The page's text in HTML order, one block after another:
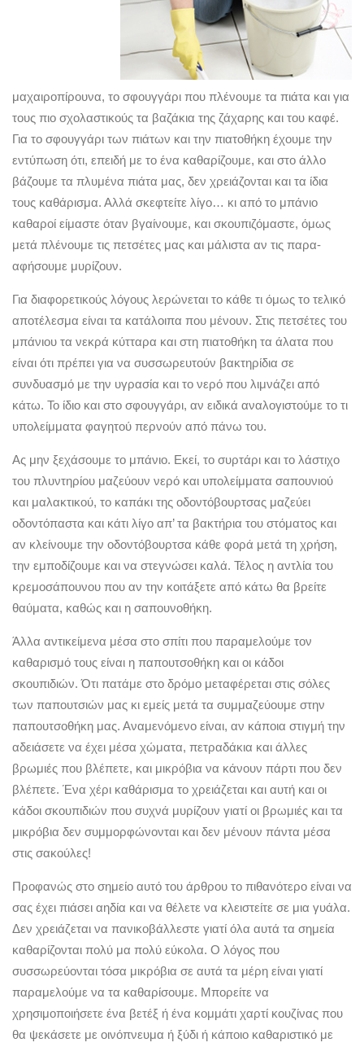
μαχαιροπίρουνα, το σφουγγάρι που πλένουμε τα πιάτα και για
τους πιο σχολαστικούς τα βαζάκια της ζάχαρης και του καφέ.
Για το σφουγγάρι των πιάτων και την πιατοθήκη έχουμε την
εντύπωση ότι, επειδή με το ένα καθαρίζουμε, και στο άλλο
βάζουμε τα πλυμένα πιάτα μας, δεν χρειάζονται και τα ίδια
τους καθάρισμα. Αλλά σκεφτείτε λίγο… κι από το μπάνιο
καθαροί είμαστε όταν βγαίνουμε, και σκουπιζόμαστε, όμως
μετά πλένουμε τις πετσέτες μας και μάλιστα αν τις παρα-
αφήσουμε μυρίζουν.
Για διαφορετικούς λόγους λερώνεται το κάθε τι όμως το τελικό
αποτέλεσμα είναι τα κατάλοιπα που μένουν. Στις πετσέτες του
μπάνιου τα νεκρά κύτταρα και στη πιατοθήκη τα άλατα που
είναι ότι πρέπει για να συσσωρευτούν βακτηρίδια σε
συνδυασμό με την υγρασία και το νερό που λιμνάζει από
κάτω. Το ίδιο και στο σφουγγάρι, αν ειδικά αναλογιστούμε το τι
υπολείμματα φαγητού περνούν από πάνω του.
Ας μην ξεχάσουμε το μπάνιο. Εκεί, το συρτάρι και το λάστιχο
του πλυντηρίου μαζεύουν νερό και υπολείμματα σαπουνιού
και μαλακτικού, το καπάκι της οδοντόβουρτσας μαζεύει
οδοντόπαστα και κάτι λίγο απ’ τα βακτήρια του στόματος και
αν κλείνουμε την οδοντόβουρτσα κάθε φορά μετά τη χρήση,
την εμποδίζουμε και να στεγνώσει καλά. Τέλος η αντλία του
κρεμοσάπουνου που αν την κοιτάξετε από κάτω θα βρείτε
θαύματα, καθώς και η σαπουνοθήκη.
Άλλα αντικείμενα μέσα στο σπίτι που παραμελούμε τον
καθαρισμό τους είναι η παπουτσοθήκη και οι κάδοι
σκουπιδιών. Ότι πατάμε στο δρόμο μεταφέρεται στις σόλες
των παπουτσιών μας κι εμείς μετά τα συμμαζεύουμε στην
παπουτσοθήκη μας. Αναμενόμενο είναι, αν κάποια στιγμή την
αδειάσετε να έχει μέσα χώματα, πετραδάκια και άλλες
βρωμιές που βλέπετε, και μικρόβια να κάνουν πάρτι που δεν
βλέπετε. Ένα χέρι καθάρισμα το χρειάζεται και αυτή και οι
κάδοι σκουπιδιών που συχνά μυρίζουν γιατί οι βρωμιές και τα
μικρόβια δεν συμμορφώνονται και δεν μένουν πάντα μέσα
στις σακούλες!
Προφανώς στο σημείο αυτό του άρθρου το πιθανότερο είναι να
σας έχει πιάσει αηδία και να θέλετε να κλειστείτε σε μια γυάλα.
Δεν χρειάζεται να πανικοβάλλεστε γιατί όλα αυτά τα σημεία
καθαρίζονται πολύ μα πολύ εύκολα. Ο λόγος που
συσσωρεύονται τόσα μικρόβια σε αυτά τα μέρη είναι γιατί
παραμελούμε να τα καθαρίσουμε. Μπορείτε να
χρησιμοποιήσετε ένα βετέξ ή ένα κομμάτι χαρτί κουζίνας που
θα ψεκάσετε με οινόπνευμα ή ξύδι ή κάποιο καθαριστικό με